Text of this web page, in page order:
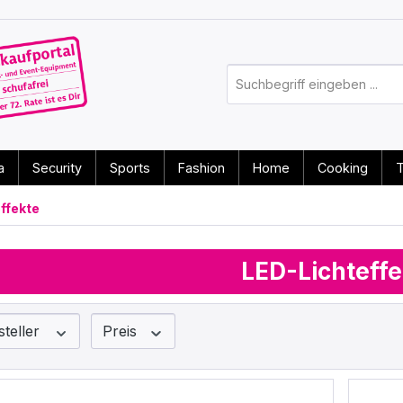
Security Sports Fashion Home Cooking
LED-
Preis